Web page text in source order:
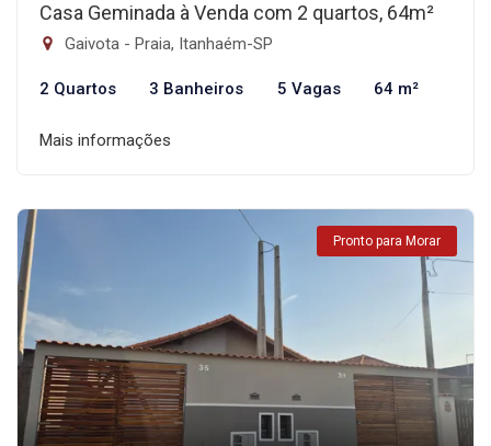
Casa Geminada à Venda com 2 quartos, 64m²
Gaivota - Praia, Itanhaém-SP
2 Quartos 3 Banheiros 5 Vagas 64 m²
Mais informações
Pronto para Morar